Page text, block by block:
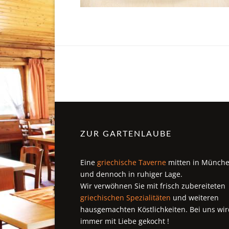
ZUR GARTENLAUBE
Eine griechische Taverne mitten in
und dennoch in ruhiger Lage.
Wir verwöhnen Sie mit frisch zubereiteten
griechischen Spezialitäten und weiteren
hausgemachten Köstlichkeiten. Bei uns
immer mit Liebe gekocht !